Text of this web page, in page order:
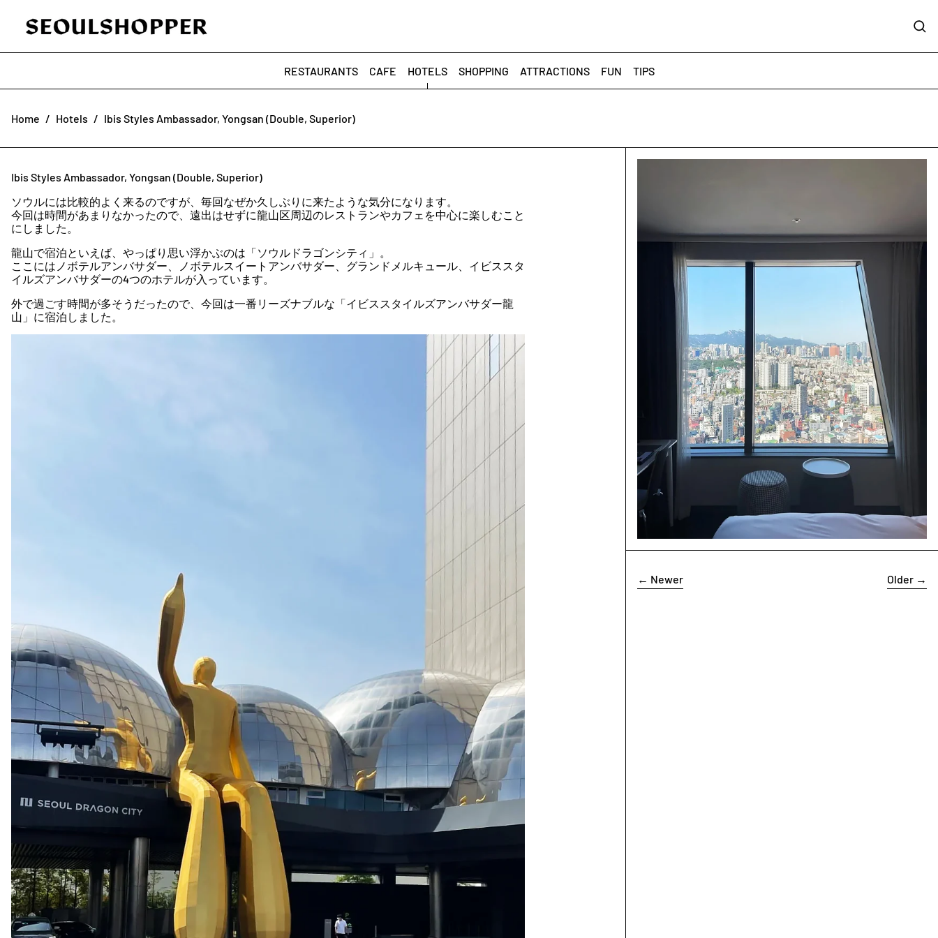
RESTAURANTS CAFE HOTELS SHOPPING ATTRACTIONS FUN TIPS
Home / Hotels / Ibis Styles Ambassador, Yongsan (Double, Superior)
Ibis Styles Ambassador, Yongsan (Double, Superior)
ソウルには比較的よく 来るのですが、 毎回なぜか久しぶり に来た よう な気分になり ます。
今回は時間があまり なかったので、 遠出はせずに龍山区周辺のレストランやカフェ を中心に楽しむこと
に しま した。
龍山で宿泊と いえ ば、 やっぱり 思い浮かぶのは「ソウル ドラゴンシティ」。
ここ には ノボテルアンバサダー、 ノボテルスイ ー ト アンバサダー、 グランド メ ルキュール、 イ ビス スタ
イルズアンバサダーの4つのホテルが入 ってい ます。
外で過ごす時間が多そうだったので、 今回は一番 リーズナブルな「イ ビス スタイルズアンバサダー龍
山」 に宿泊 しま した。
← Newer Older→